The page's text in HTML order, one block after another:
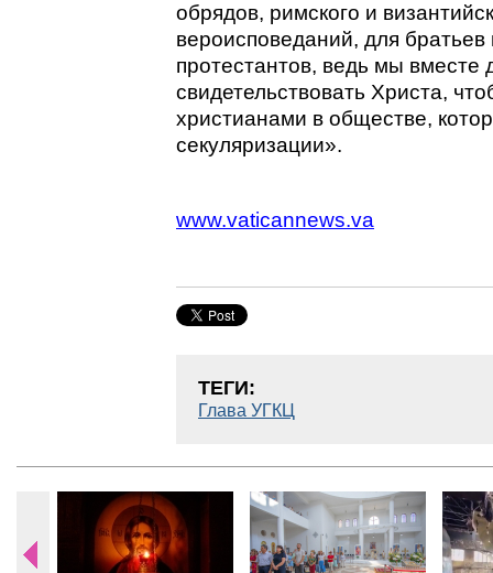
обрядов, римского и
вероисповеданий, для
протестантов, ведь мы вместе
свидетельствовать Христа,
христианами в обществе,
секуляризации».
www.vaticannews.va
ТЕГИ:
Глава УГКЦ